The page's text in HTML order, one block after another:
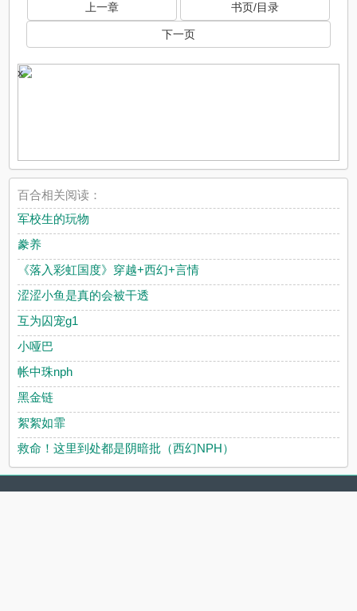
上一章 书页/目录
下一页
x
百合相关阅读：
军校生的玩物
豢养
《落入彩虹国度》穿越+西幻+言情
涩涩小鱼是真的会被干透
互为囚宠g1
小哑巴
帐中珠nph
黑金链
絮絮如霏
救命！这里到处都是阴暗批（西幻NPH）